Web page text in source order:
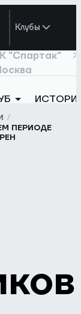
Клубы
"Спартак"
ПЕРИОДЕ